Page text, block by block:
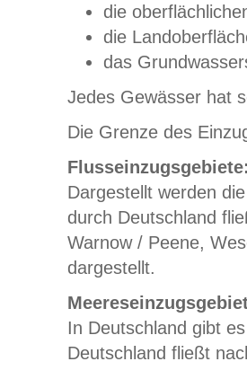
die
die
das
Jedes Gewässer hat
Die Grenze des
Dargestellt werden
durch Deutschland
Warnow / Peene,
dargestellt.
In Deutschland gibt
Deutschland fließt